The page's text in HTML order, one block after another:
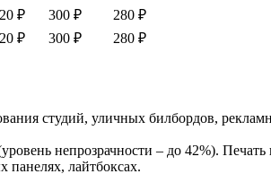
₽ 300 ₽
280 ₽
₽ 300 ₽ 280 ₽
студий, уличных билбордов,
непрозрачности – до 42%).
панелях, лайтбоксах.